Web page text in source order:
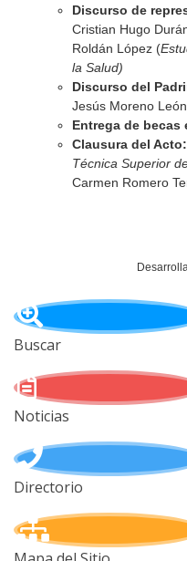
Discurso de
Cristian Hugo
Roldán López (
la Salud)
Discurso del
Jesús Moreno León
Entrega de
Clausura del Acto:
Técnica Superior
Carmen Romero
Buscar
Noticias
Directorio